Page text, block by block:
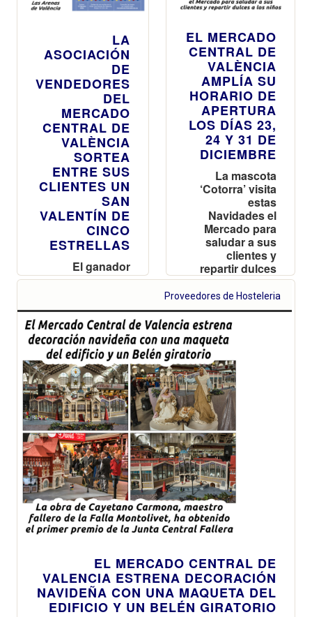
LA
ASOCIACIÓN
DE
VENDEDORES
DEL
MERCADO
CENTRAL DE
VALÈNCIA
SORTEA
ENTRE SUS
CLIENTES UN
SAN
VALENTÍN DE
CINCO
ESTRELLAS
El ganador
podrá disfrutar
Aires de
Romance, en el
Hotel Las
Arenas de
València
EL MERCADO
CENTRAL DE
VALÈNCIA
AMPLÍA SU
HORARIO DE
APERTURA
LOS DÍAS 23,
24 Y 31 DE
DICIEMBRE
La mascota
‘Cotorra’ visita
estas
Navidades el
Mercado para
saludar a sus
clientes y
repartir dulces
a los niños
Proveedores de Hosteleria
EL MERCADO CENTRAL DE
VALENCIA ESTRENA DECORACIÓN
NAVIDEÑA CON UNA MAQUETA DEL
EDIFICIO Y UN BELÉN GIRATORIO